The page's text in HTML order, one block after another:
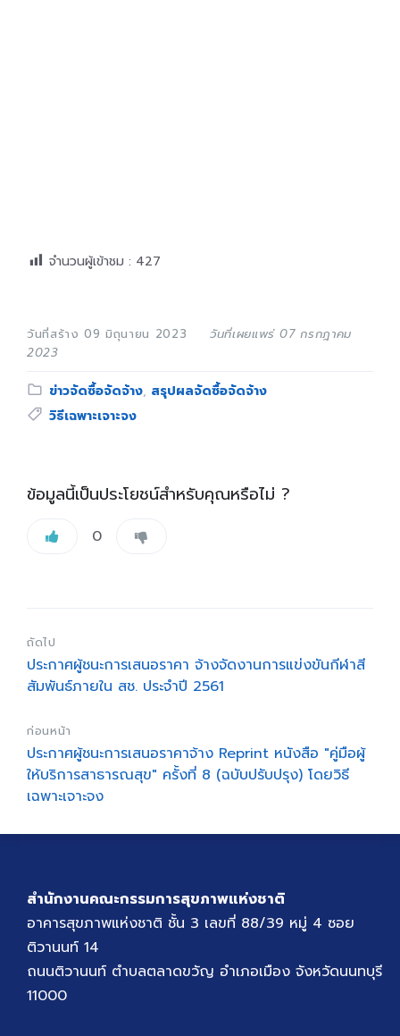
จำนวนผู้เข้าชม : 427
วันที่สร้าง 09 มิถุนายน 2023
วันที่เผยแพร่ 07 กรกฎาคม
2023
Category:
ข่าวจัดซื้อจัดจ้าง, สรุปผลจัดซื้อจัดจ้าง
Tags:
วิธีเฉพาะเจาะจง
ข้อมูลนี้เป็นประโยชน์สำหรับคุณหรือไม่ ?
0
ถัดไป
ประกาศผู้ชนะการเสนอราคา จ้างจัดงานการแข่งขันกีฬาสี
สัมพันธ์ภายใน สช. ประจำปี 2561
ก่อนหน้า
ประกาศผู้ชนะการเสนอราคาจ้าง Reprint หนังสือ "คู่มือผู้
ให้บริการสาธารณสุข" ครั้งที่ 8 (ฉบับปรับปรุง) โดยวิธี
เฉพาะเจาะจง
สำนักงานคณะกรรมการสุขภาพแห่งชาติ
อาคารสุขภาพแห่งชาติ ชั้น 3 เลขที่ 88/39 หมู่ 4 ซอย
ติวานนท์ 14
ถนนติวานนท์ ตำบลตลาดขวัญ อำเภอเมือง จังหวัดนนทบุรี
11000